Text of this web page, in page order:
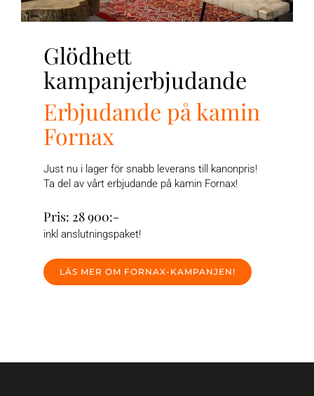
Glödhett
kampanjerbjudande
Erbjudande på kamin
Fornax
Just nu i lager för snabb leverans till kanonpris!
Ta del av vårt erbjudande på kamin Fornax!
Pris: 28 900:-
inkl anslutningspaket!
LÄS MER OM FORNAX-KAMPANJEN!